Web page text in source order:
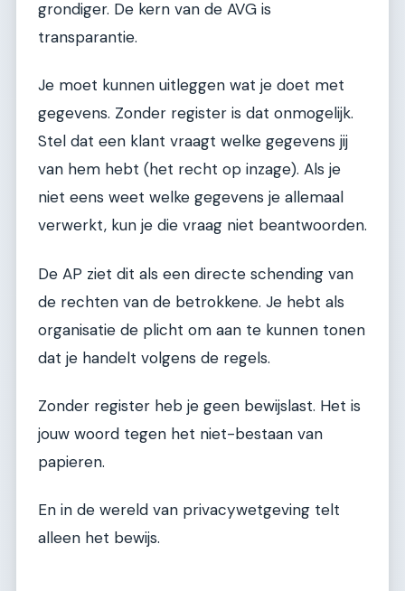
grondiger. De kern van de AVG is
transparantie.
Je moet kunnen uitleggen wat je doet met
gegevens. Zonder register is dat onmogelijk.
Stel dat een klant vraagt welke gegevens jij
van hem hebt (het recht op inzage). Als je
niet eens weet welke gegevens je allemaal
verwerkt, kun je die vraag niet beantwoorden.
De AP ziet dit als een directe schending van
de rechten van de betrokkene. Je hebt als
organisatie de plicht om aan te kunnen tonen
dat je handelt volgens de regels.
Zonder register heb je geen bewijslast. Het is
jouw woord tegen het niet-bestaan van
papieren.
En in de wereld van privacywetgeving telt
alleen het bewijs.